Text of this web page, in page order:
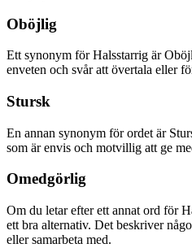
Oböjlig
Ett synonym för Halsstarrig är
enveten och svår att övertala eller
Stursk
En annan synonym för ordet är
som är envis och motvillig att ge
Omedgörlig
Om du letar efter ett annat ord för
ett bra alternativ. Det beskriver
eller samarbeta med.